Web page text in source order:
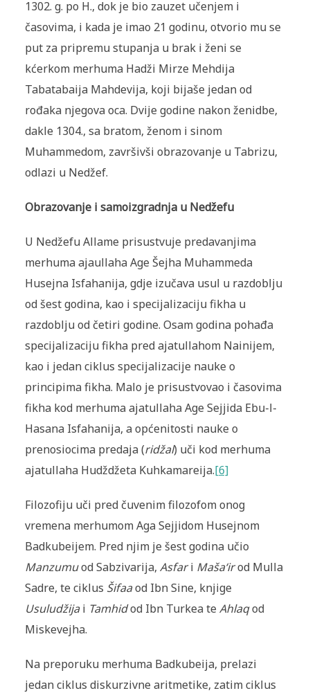
1302. g. po H., dok je bio zauzet učenjem i
časovima, i kada je imao 21 godinu, otvorio mu se
put za pripremu stupanja u brak i ženi se
kćerkom merhuma Hadži Mirze Mehdija
Tabatabaija Mahdevija, koji bijaše jedan od
rođaka njegova oca. Dvije godine nakon ženidbe,
dakle 1304., sa bratom, ženom i sinom
Muhammedom, završivši obrazovanje u Tabrizu,
odlazi u Nedžef.
Obrazovanje i samoizgradnja u Nedžefu
U Nedžefu Allame prisustvuje predavanjima
merhuma ajaullaha Age Šejha Muhammeda
Husejna Isfahanija, gdje izučava usul u razdoblju
od šest godina, kao i specijalizaciju fikha u
razdoblju od četiri godine. Osam godina pohađa
specijalizaciju fikha pred ajatullahom Nainijem,
kao i jedan ciklus specijalizacije nauke o
principima fikha. Malo je prisustvovao i časovima
fikha kod merhuma ajatullaha Age Sejjida Ebu-l-
Hasana Isfahanija, a općenitosti nauke o
prenosiocima predaja (ridžal) uči kod merhuma
ajatullaha Hudždžeta Kuhkamareija.[6]
Filozofiju uči pred čuvenim filozofom onog
vremena merhumom Aga Sejjidom Husejnom
Badkubeijem. Pred njim je šest godina učio
Manzumuod Sabzivarija, Asfari Maša‘irod Mulla
Sadre, te ciklus Šifaaod Ibn Sine, knjige
Usuludžijai Tamhidod Ibn Turkea te Ahlaqod
Miskevejha.
Na preporuku merhuma Badkubeija, prelazi
jedan ciklus diskurzivne aritmetike, zatim ciklus